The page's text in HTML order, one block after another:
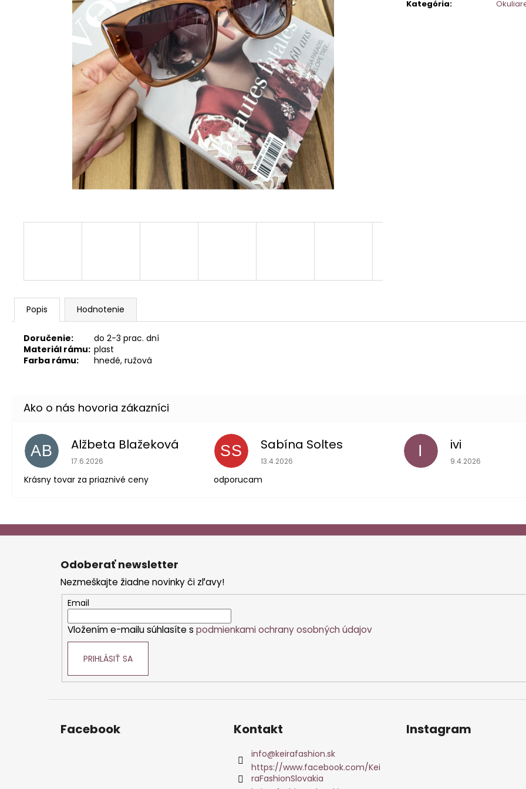
Kategória:
Popis Hodnotenie
Doručenie:
do 2-3 prac. dní
Materiál rámu: plast
Farba rámu:
hnedé, ružová
AB Alžbeta Blažeková
Hodnotenie obchodu je 5 z 5 hviezdičiek.
17.6.2026
Krásny tovar za priaznivé ceny
SS Sabína Soltes
Hodnotenie obchodu je 5 z 5 hviezdičiek.
13.4.2026
odporucam
I ivi
Hodnotenie
9.4.2026
Z
Odoberať newsletter
Nezmeškajte žiadne novinky či zľavy!
Email
Vložením e-mailu súhlasíte s podmienkami ochrany osobných údajov
PRIHLÁSIŤ SA
Facebook Kontakt
info@keirafashion.sk
https://www.facebook.com/Kei
raFashionSlovakia
Instagram